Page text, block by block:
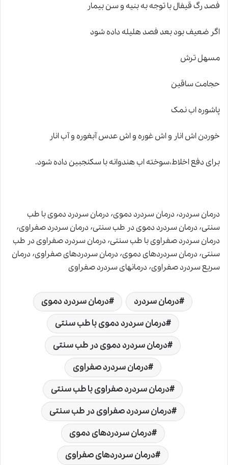
فصد رگ قیفال با توجه به بنیه و سن بیمار
اگر ضعیف بود بعد فصد هلیله داده شود
مسهل ترش
حجامت ساقین
پاشوره اب نمک
خوردن اش انار و اش غوره و اش عدس آبغوره و آب انار
برای دفع اخلاط،سوخته اب هندوانه با سکنجبین داده شود.
درمان سردرد٬ درمان سردرد دموی٬ درمان سردرد دموی با طب
سنتی٬ درمان سردرد دموی در طب سنتی٬ درمان سردرد صفراوی٬
درمان سردرد صفراوی با طب سنتی٬ درمان سردرد صفراوی در طب
سنتی٬ درمان سردردهای دموی٬ درمان سردردهای صفراوی٬ درمان
سریع سردرد صفراوی٬ درمانهای سردرد صفراوی
درمان سردرد
درمان سردرد دموی
درمان سردرد دموی با طب سنتی
درمان سردرد دموی در طب سنتی
درمان سردرد صفراوی
درمان سردرد صفراوی با طب سنتی
درمان سردرد صفراوی در طب سنتی
درمان سردردهای دموی
درمان سردردهای صفراوی